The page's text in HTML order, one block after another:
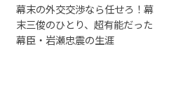
幕末の外交交渉なら任せろ！幕
末三俊のひとり、超有能だった
幕臣・岩瀬忠震の生涯